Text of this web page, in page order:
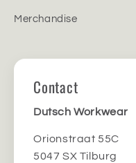
Merchandise
Contact
Dutsch Workwear
Orionstraat 55C
5047 SX Tilburg